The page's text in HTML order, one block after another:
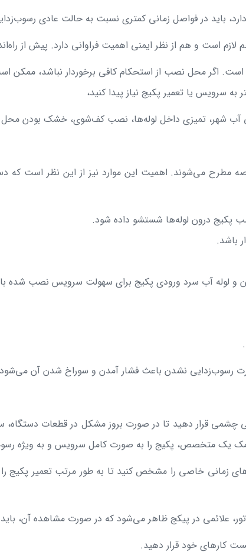
باید در فواصل زمانی کمتری نسبت به حالت عادی
است و هم از نظر ایمنی اهمیت فراوانی دارد. پیش از
اگر محل نصب از استحکام کافی برخوردار نباشد، ممکن
سرویس یا تعمیر پکیج نیاز پیدا کنید،
آب شهر، تمیزی داخل لوله‌ها، نصب کف‌شوی، خشک بودن
مطرح می‌شوند. اهمیت این موارد نیز از این نظر است که
پکیج درون لوله‌ها شستشو داده شود.
باشد.
آن و لوله آب سرد ورودی پکیج برای سهولت سرویس نصب شده
رسوب‌زدایی نشدن باعث فشار آمدن و سوراخ شدن آن
چشمی قرار دهید تا در صورت بروز مشکل در قطعات دستگاه،
یک متخصص، پکیج را به صورت کامل سرویس و به ویژه
زمانی خاصی را مشخص کنید تا به طور مرتب تعمیر پکیج
علائمی در پیکج ظاهر می‌شود که در صورت مشاهده آن، باید
کارهای خود قرار دهید.